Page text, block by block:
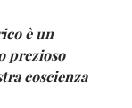
è un
prezioso
coscienza